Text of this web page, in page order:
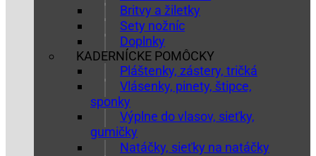
Britvy a žiletky
Sety nožníc
Doplnky
KADERNÍCKE POMÔCKY
Pláštenky, zástery, tričká
Vlásenky, pinety, štipce,
sponky
Výplne do vlasov, sieťky,
gumičky
Natáčky, sieťky na natáčky